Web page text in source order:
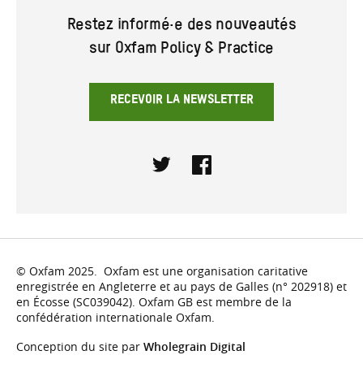
Restez informé·e des nouveautés
sur Oxfam Policy & Practice
RECEVOIR LA NEWSLETTER
© Oxfam 2025. Oxfam est une organisation caritative
enregistrée en Angleterre et au pays de Galles (n° 202918) et
en Écosse (SC039042). Oxfam GB est membre de la
confédération internationale Oxfam.
Conception du site par Wholegrain Digital